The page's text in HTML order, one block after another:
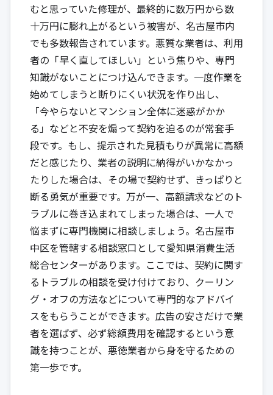
むと思っていた修理が、最終的に数万円から数
十万円に膨れ上がるという被害が、名古屋市内
でも多数報告されています。悪質な業者は、利用
者の「早く直してほしい」という焦りや、専門
知識がないことにつけ込んできます。一度作業を
始めてしまうと断りにくい状況を作り出し、
「今やらないとマンション全体に迷惑がかか
る」などと不安を煽って契約を迫るのが常套手
段です。もし、提示された見積もりが異常に高額
だと感じたり、業者の説明に納得がいかなかっ
たりした場合は、その場で契約せず、きっぱりと
断る勇気が重要です。万が一、高額請求などのト
ラブルに巻き込まれてしまった場合は、一人で
悩まずに専門機関に相談しましょう。名古屋市
中区を管轄する相談窓口として愛知県消費生活
総合センターがあります。ここでは、契約に関す
るトラブルの相談を受け付けており、クーリン
グ・オフの方法などについて専門的なアドバイ
スをもらうことができます。広告の安さだけで業
者を選ばず、必ず総額費用を確認するという意
識を持つことが、悪徳業者から身を守るための
第一歩です。